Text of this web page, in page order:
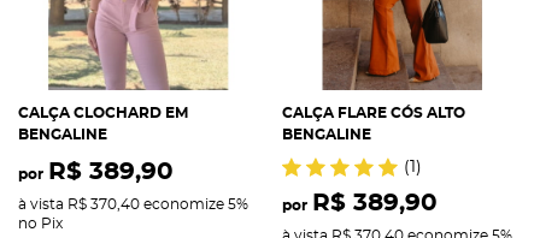
CALÇA CLOCHARD EM
BENGALINE
por R$ 389,90
à vista R$ 370,40 economize 5%
no Pix
CALÇA FLARE CÓS ALTO
BENGALINE
(1)
por R$ 389,90